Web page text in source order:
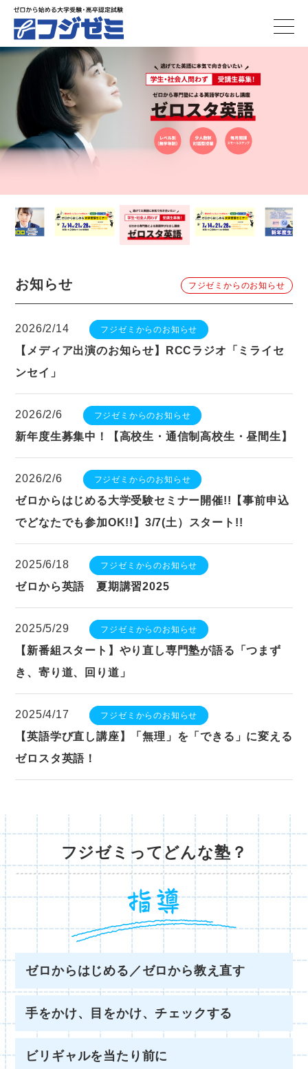
お知らせ フジゼミからのお知らせ
2026/2/14 フジゼミからのお知らせ
【メディア出演のお知らせ】RCCラジオ「ミライセ
ンセイ」
2026/2/6 フジゼミからのお知らせ
新年度生募集中！【高校生・通信制高校生・昼間生】
2026/2/6 フジゼミからのお知らせ
ゼロからはじめる大学受験セミナー開催!!【事前申込
でどなたでも参加OK!!】3/7(土）スタート!!
2025/6/18 フジゼミからのお知らせ
ゼロから英語 夏期講習2025
2025/5/29 フジゼミからのお知らせ
【新番組スタート】やり直し専門塾が語る「つまず
き、寄り道、回り道」
2025/4/17 フジゼミからのお知らせ
【英語学び直し講座】「無理」を「できる」に変える
ゼロスタ英語！
フジゼミってどんな塾？
ゼロからはじめる／ゼロから教え直す
手をかけ、目をかけ、チェックする
ビリギャルを当たり前に